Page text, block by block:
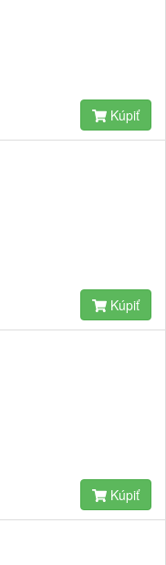
Kúpiť
Kúpiť
Kúpiť